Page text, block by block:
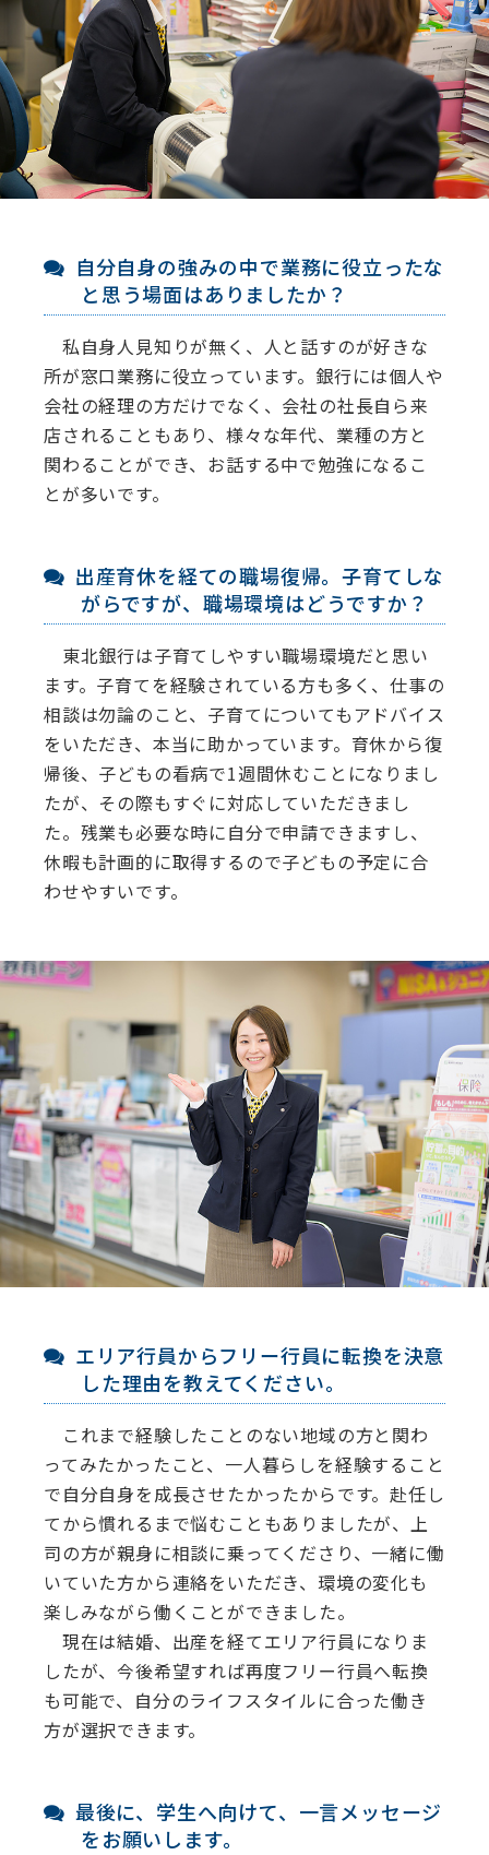
自分自身の強みの中で業務に役立ったな
と思う場面はありましたか？
私⾃⾝⼈⾒知りが無く、⼈と話すのが好きな
所が窓⼝業務に役⽴っています。銀⾏には個⼈や
会社の経理の⽅だけでなく、会社の社⻑⾃ら来
店されることもあり、様々な年代、業種の⽅と
関わることができ、お話する中で勉強になるこ
とが多いです。
出産育休を経ての職場復帰。子育てしな
がらですが、職場環境はどうですか？
東北銀⾏は⼦育てしやすい職場環境だと思い
ます。⼦育てを経験されている⽅も多く、仕事の
相談は勿論のこと、⼦育てについてもアドバイス
をいただき、本当に助かっています。育休から復
帰後、⼦どもの看病で1週間休むことになりまし
たが、その際もすぐに対応していただきまし
た。残業も必要な時に⾃分で申請できますし、
休暇も計画的に取得するので⼦どもの予定に合
わせやすいです。
エリア行員からフリー行員に転換を決意
した理由を教えてください。
これまで経験したことのない地域の⽅と関わ
ってみたかったこと、⼀⼈暮らしを経験すること
で⾃分⾃⾝を成⻑させたかったからです。赴任し
てから慣れるまで悩むこともありましたが、上
司の⽅が親⾝に相談に乗ってくださり、⼀緒に働
いていた⽅から連絡をいただき、環境の変化も
楽しみながら働くことができました。
現在は結婚、出産を経てエリア⾏員になりま
したが、今後希望すれば再度フリー⾏員へ転換
も可能で、⾃分のライフスタイルに合った働き
⽅が選択できます。
最後に、学生へ向けて、一言メッセージ
をお願いします。